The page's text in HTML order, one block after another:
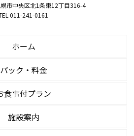
市中央区北1条東12丁目316-4
011-241-0161
ホーム
パック・料金
食事付プラン
施設案内